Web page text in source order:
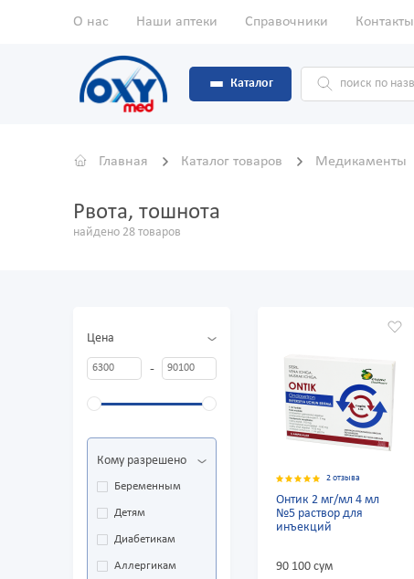
О нас Наши аптеки Справочники Контакты
Каталог
Главная Каталог товаров Медикаменты
Рвота, тошнота
найдено 28 товаров
Цена
-
Кому разрешено
Беременным
Детям
Диабетикам
Аллергикам
2 отзыва
Онтик 2 мг/мл 4 мл
№5 раствор для
инъекций
90 100 сум